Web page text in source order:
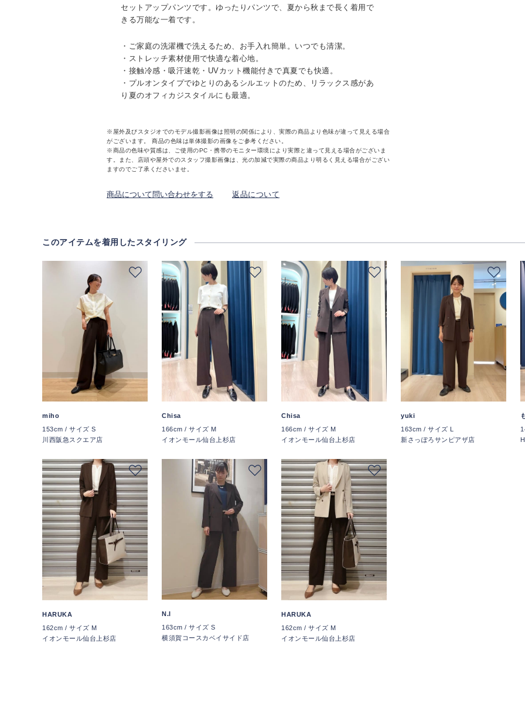
セットアップパンツです。ゆったりパンツで、夏から秋まで長く着用で
きる万能な一着です。
・ご家庭の洗濯機で洗えるため、お手入れ簡単。いつでも清潔。
・ストレッチ素材使用で快適な着心地。
・接触冷感・吸汗速乾・UVカット機能付きで真夏でも快適。
・プルオンタイプでゆとりのあるシルエットのため、リラックス感があ
り夏のオフィカジスタイルにも最適。
※屋外及びスタジオでのモデル撮影画像は照明の関係により、実際の商品より色味が違って見える場合
がございます。 商品の色味は単体撮影の画像をご参考ください。
※商品の色味や質感は、ご使用のPC・携帯のモニター環境により実際と違って見える場合がございま
す。また、店頭や屋外でのスタッフ撮影画像は、光の加減で実際の商品より明るく見える場合がござい
ますのでご了承くださいませ。
商品について問い合わせをする 返品について
このアイテムを着用したスタイリング
miho
153cm / サイズ S
川西阪急スクエア店
Chisa
166cm / サイズ M
イオンモール仙台上杉店
Chisa
166cm / サイズ M
イオンモール仙台上杉店
yuki
163cm / サイズ L
新さっぽろサンピアザ店
HARUKA
162cm / サイズ M
イオンモール仙台上杉店
N.I
163cm / サイズ S
横須賀コースカベイサイド店
HARUKA
162cm / サイズ M
イオンモール仙台上杉店